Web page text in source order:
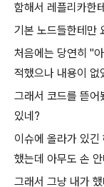
함해서 레플리카한
기본 노드들한테만
처음에는 당연히 "
적했으나 내용이 없
그래서 코드를 뜯어
있네?
이슈에 올라가 있
했는데 아무도 손
그래서 그냥 내가